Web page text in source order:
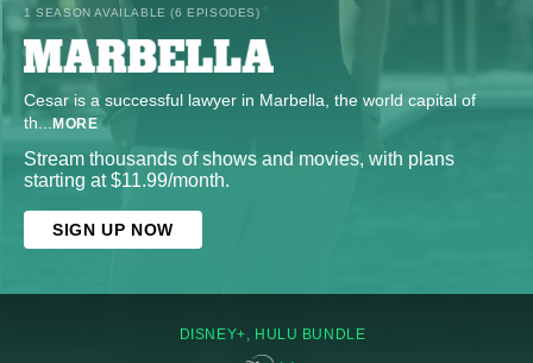
1 SEASON AVAILABLE (6 EPISODES)
Cesar is a successful lawyer in Marbella, the world capital of
th...MORE
Stream thousands of shows and movies, with plans
starting at $11.99/month.
SIGN UP NOW
DISNEY+, HULU BUNDLE